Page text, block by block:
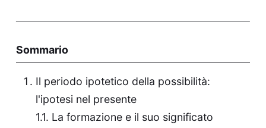
Sommario
Il periodo ipotetico della possibilità:
l'ipotesi nel presente
La formazione e il suo significato